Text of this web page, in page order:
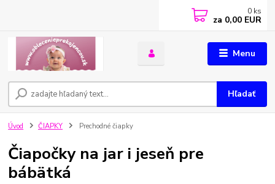
Menu
Hľadať
0 ks
za 0,00 EUR
Úvod ČIAPKY Prechodné čiapky
Čiapočky na jar i jeseň pre
bábätká